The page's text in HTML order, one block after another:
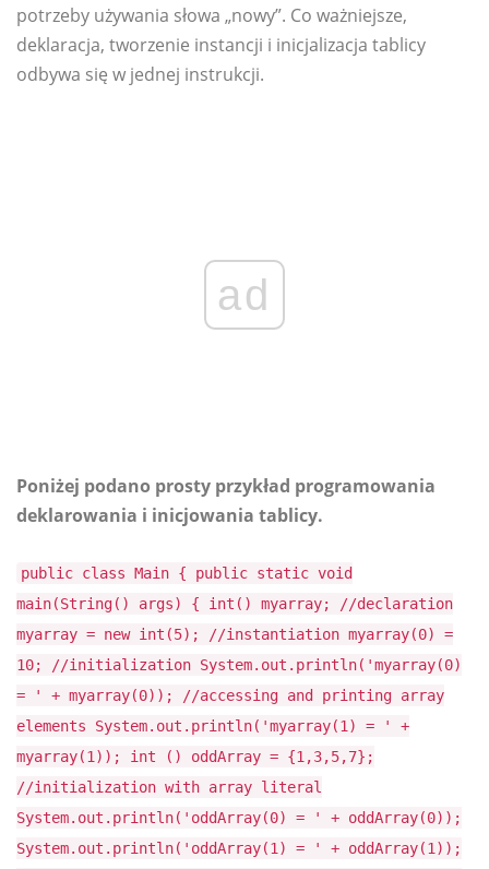
potrzeby używania słowa „nowy”. Co ważniejsze,
deklaracja, tworzenie instancji i inicjalizacja tablicy
odbywa się w jednej instrukcji.
ad
Poniżej podano prosty przykład programowania
deklarowania i inicjowania tablicy.
public class Main { public static void
main(String() args) { int() myarray; //declaration
myarray = new int(5); //instantiation myarray(0) =
10; //initialization System.out.println('myarray(0)
= ' + myarray(0)); //accessing and printing array
elements System.out.println('myarray(1) = ' +
myarray(1)); int () oddArray = {1,3,5,7};
//initialization with array literal
System.out.println('oddArray(0) = ' + oddArray(0));
System.out.println('oddArray(1) = ' + oddArray(1));